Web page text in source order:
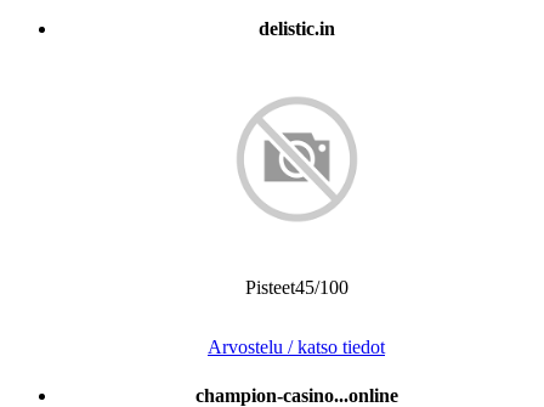
delistic.in
Pisteet45/100
Arvostelu / katso tiedot
champion-casino...online